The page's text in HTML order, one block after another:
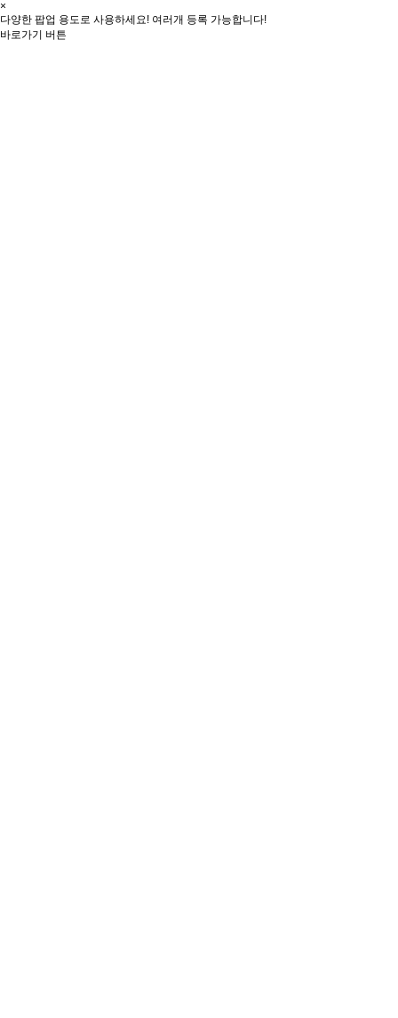
×
다양한 팝업 용도로 사용하세요! 여러개 등록 가능합니다!
바로가기 버튼